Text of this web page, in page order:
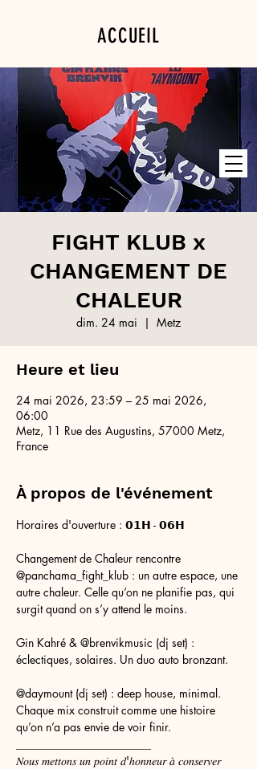
ACCUEIL
PROGRAMMATION
PRIVATISATION
FIGHT KLUB x
CHANGEMENT DE
CHALEUR
dim. 24 mai
  |
Metz
Heure et lieu
24 mai 2026, 23:59 – 25 mai 2026,
06:00
Metz, 11 Rue des Augustins, 57000 Metz,
France
À propos de l'événement
Horaires d'ouverture : 𝟬𝟭𝗛 - 𝟬𝟲𝗛
Changement de Chaleur rencontre
@panchama_fight_klub : un autre espace, une
autre chaleur. Celle qu’on ne planifie pas, qui
surgit quand on s’y attend le moins.
Gin Kahré & @brenvikmusic (dj set) :
éclectiques, solaires. Un duo auto bronzant.
@daymount (dj set) : deep house, minimal.
Chaque mix construit comme une histoire
qu’on n’a pas envie de voir finir.
𝑁𝑜𝑢𝑠 𝑚𝑒𝑡𝑡𝑜𝑛𝑠 𝑢𝑛 𝑝𝑜𝑖𝑛𝑡 𝑑'ℎ𝑜𝑛𝑛𝑒𝑢𝑟 𝑎̀ 𝑐𝑜𝑛𝑠𝑒𝑟𝑣𝑒𝑟